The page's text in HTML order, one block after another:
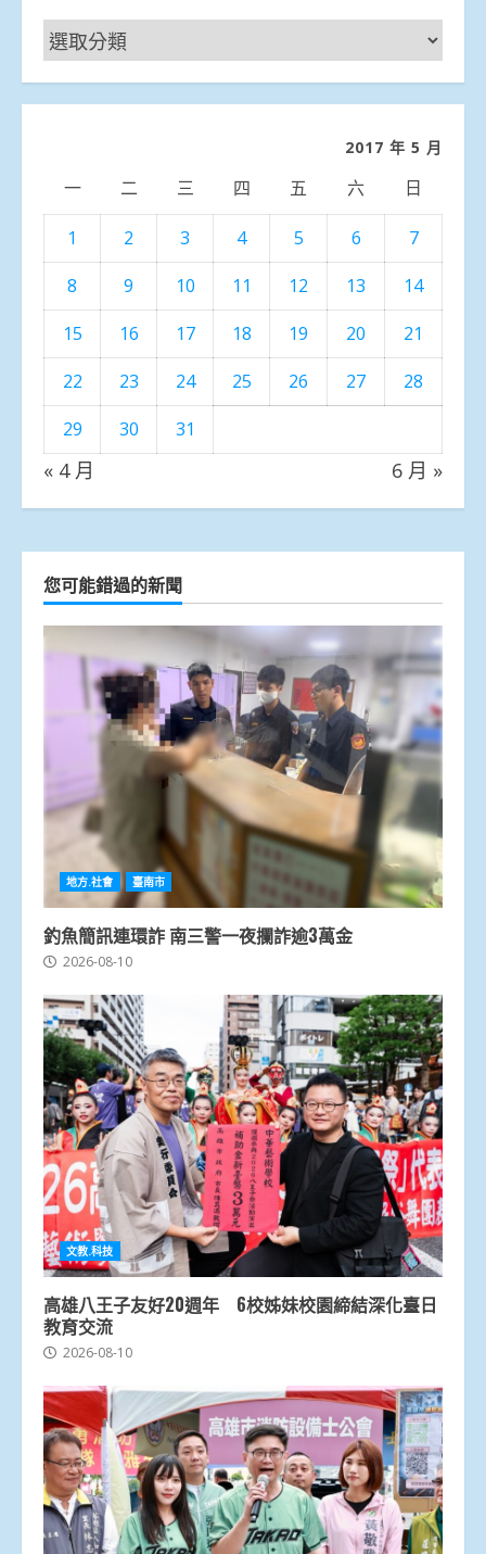
新
聞
分
2017 年 5 月
一 二 三 四 五 六 日
1 2 3 4 5 6
7
8
9 10 11 12 13
14
15
16 17 18 19 20
21
22
23 24 25 26 27
28
29
30 31
« 4 月 6 月 »
您可能錯過的新聞
地方.社會 臺南市
釣魚簡訊連環詐 南三警一夜攔詐逾3萬金
2026-08-10
文教.科技
高雄八王子友好20週年 6校姊妹校園締結深化臺日
教育交流
2026-08-10